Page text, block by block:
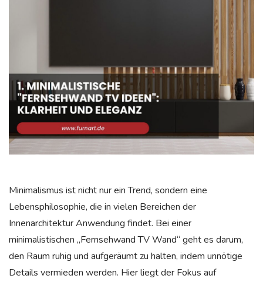
Minimalismus ist nicht nur ein Trend, sondern eine
Lebensphilosophie, die in vielen Bereichen der
Innenarchitektur Anwendung findet. Bei einer
minimalistischen „Fernsehwand TV Wand“ geht es darum,
den Raum ruhig und aufgeräumt zu halten, indem unnötige
Details vermieden werden. Hier liegt der Fokus auf